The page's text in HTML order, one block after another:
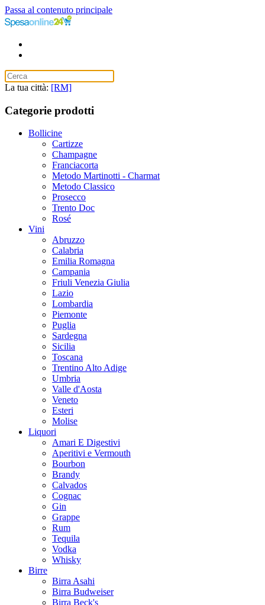
Passa al contenuto principale
La tua città: [RM]
Categorie prodotti
Bollicine
Cartizze
Champagne
Franciacorta
Metodo Martinotti - Charmat
Metodo Classico
Prosecco
Trento Doc
Rosé
Vini
Abruzzo
Calabria
Emilia Romagna
Campania
Friuli Venezia Giulia
Lazio
Lombardia
Piemonte
Puglia
Sardegna
Sicilia
Toscana
Trentino Alto Adige
Umbria
Valle d'Aosta
Veneto
Esteri
Molise
Liquori
Amari E Digestivi
Aperitivi e Vermouth
Bourbon
Brandy
Calvados
Cognac
Gin
Grappe
Rum
Tequila
Vodka
Whisky
Birre
Birra Asahi
Birra Budweiser
Birra Beck's